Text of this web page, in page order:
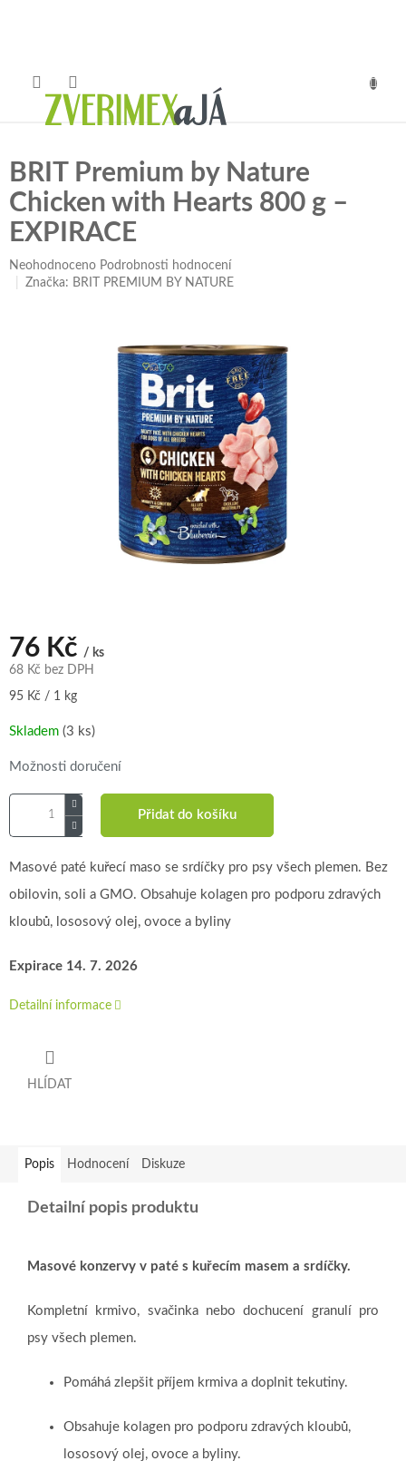
BRIT Premium by Nature
Chicken with Hearts 800 g –⁠
⁠EXPIRACE
Průměrné
hodnocení
Neohodnoceno Podrobnosti hodnocení
Značka: BRIT PREMIUM BY NATURE
76 Kč / ks
68 Kč bez DPH
Měrná
95 Kč / 1 kg
Skladem (3 ks)
Možnosti doručení
Přidat do košíku
Masové paté kuřecí maso se srdíčky pro psy všech plemen. Bez
obilovin, soli a GMO. Obsahuje kolagen pro podporu zdravých
kloubů, lososový olej, ovoce a byliny
Expirace 14. 7. 2026
Detailní informace
HLÍDAT
Popis Hodnocení Diskuze
Detailní popis produktu
Masové konzervy v paté s kuřecím masem a srdíčky.
Kompletní krmivo, svačinka nebo dochucení granulí pro
psy všech plemen.
Pomáhá zlepšit příjem krmiva a doplnit tekutiny.
Obsahuje kolagen pro podporu zdravých kloubů,
lososový olej, ovoce a byliny.